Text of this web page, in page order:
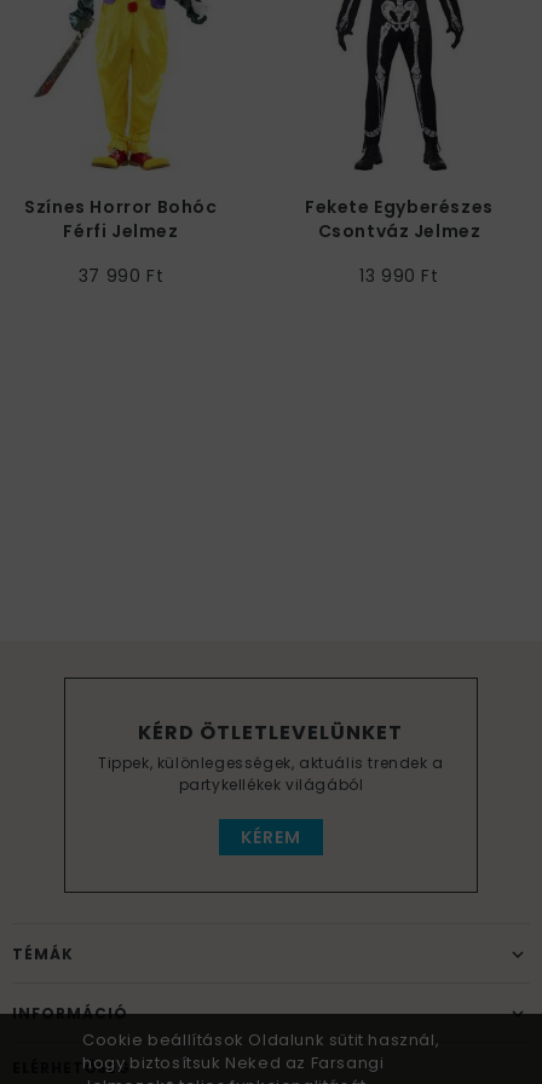
Színes Horror Bohóc
Férfi Jelmez
37 990 Ft
Fekete Egyberészes
Csontváz Jelmez
13 990 Ft
KÉRD ÖTLETLEVELÜNKET
Tippek, különlegességek, aktuális trendek a
partykellékek világából
KÉREM
TÉMÁK
INFORMÁCIÓ
ELÉRHETŐSÉG
Cookie beállítások Oldalunk sütit használ,
hogy biztosítsuk Neked az Farsangi